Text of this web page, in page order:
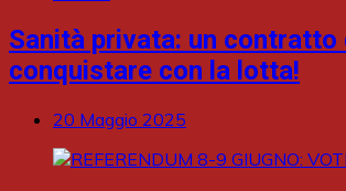
Sanità privata: un contratto
conquistare con la lotta!
20 Maggio 2025